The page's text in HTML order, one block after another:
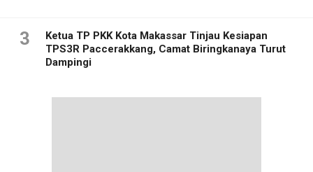
3
Ketua TP PKK Kota Makassar Tinjau Kesiapan
TPS3R Paccerakkang, Camat Biringkanaya Turut
Dampingi